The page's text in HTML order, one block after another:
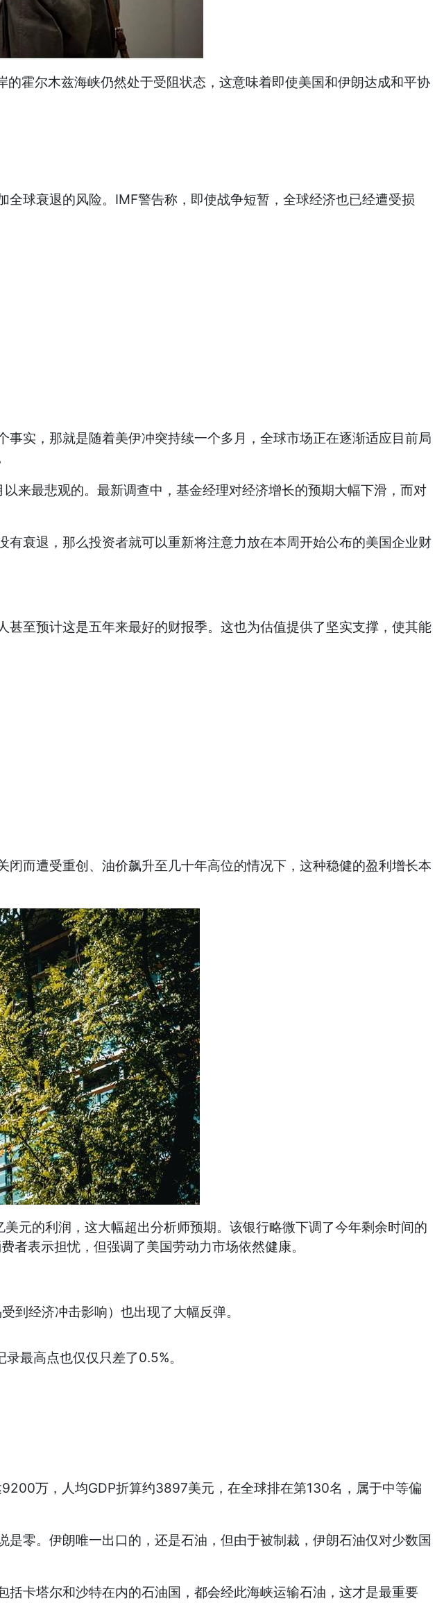
霍尔木兹海峡仍然处于受阻状态，这意味着即使美国和伊朗达成和平协
球衰退的风险。IMF警告称，即使战争短暂，全球经济也已经遭受损
实，那就是随着美伊冲突持续一个多月，全球市场正在逐渐适应目前局
来最悲观的。最新调查中，基金经理对经济增长的预期大幅下滑，而对
衰退，那么投资者就可以重新将注意力放在本周开始公布的美国企业财
至预计这是五年来最好的财报季。这也为估值提供了坚实支撑，使其能
而遭受重创、油价飙升至几十年高位的情况下，这种稳健的盈利增长本
元的利润，这大幅超出分析师预期。该银行略微下调了今年剩余时间的
表示担忧，但强调了美国劳动力市场依然健康。
经济冲击影响）也出现了大幅反弹。
最高点也仅仅只差了0.5%。
万，人均GDP折算约3897美元，在全球排在第130名，属于中等偏
零。伊朗唯一出口的，还是石油，但由于被制裁，伊朗石油仅对少数国
卡塔尔和沙特在内的石油国，都会经此海峡运输石油，这才是最重要